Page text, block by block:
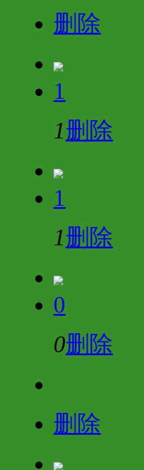
删除
1
1删除
1
1删除
0
0删除
删除